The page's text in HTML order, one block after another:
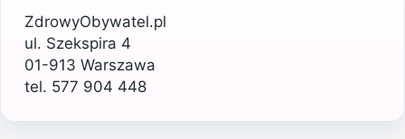
ZdrowyObywatel.pl
ul. Szekspira 4
01-913 Warszawa
tel. 577 904 448